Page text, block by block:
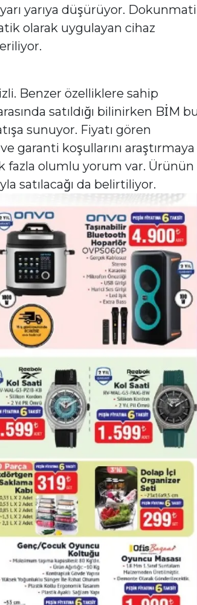
yarıya düşürüyor.
olarak uygulayan cihaz
Benzer özelliklere sahip
satıldığı bilinirken BİM
sunuyor. Fiyatı gören
garanti koşullarını araştırmaya
fazla olumlu yorum var. Ürünün
satılacağı da belirtiliyor.